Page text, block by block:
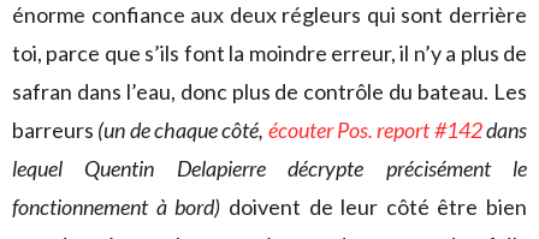
énorme confiance aux deux régleurs qui sont derrière
toi, parce que s’ils font la moindre erreur, il n’y a plus de
safran dans l’eau, donc plus de contrôle du bateau. Les
barreurs (un de chaque côté, écouter Pos. report #142dans
lequel Quentin Delapierre décrypte précisément le
fonctionnement à bord) doivent de leur côté être bien